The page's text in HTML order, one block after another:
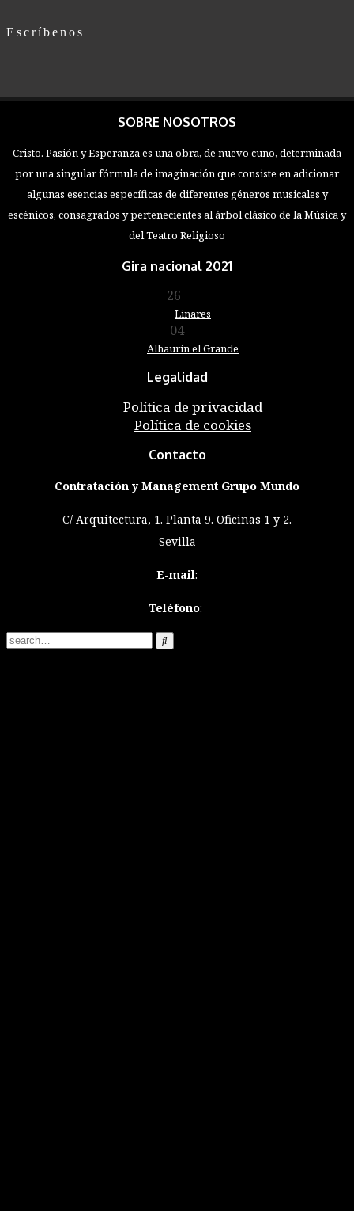
Escríbenos
SOBRE NOSOTROS
Cristo. Pasión y Esperanza es una obra, de nuevo cuño, determinada
por una singular fórmula de imaginación que consiste en adicionar
algunas esencias específicas de diferentes géneros musicales y
escénicos, consagrados y pertenecientes al árbol clásico de la Música y
del Teatro Religioso
Gira nacional 2021
26
Linares
04
Alhaurín el Grande
Legalidad
Política de privacidad
Política de cookies
Contacto
Contratación y Management Grupo Mundo
C/ Arquitectura, 1. Planta 9. Oficinas 1 y 2.
Sevilla
E-mail:
Teléfono: